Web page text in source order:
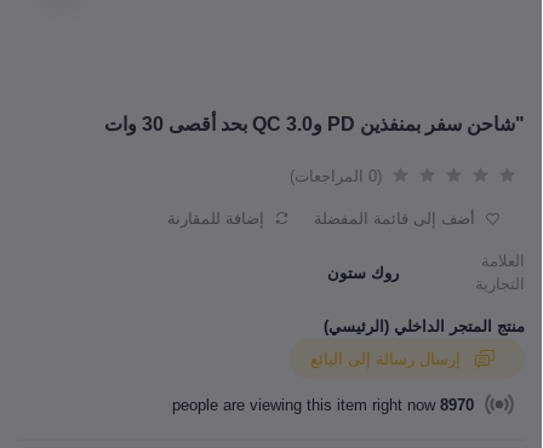
"شاحن سفر بمنفذين PD وQC 3.0 بحد أقصى 30 وات
(0 المراجعات)
أضف إلى قائمة المفضلة إضافة للمقارنة
العلامة
التجارية
روك ستون
منتج المتجر الداخلي (الرئيسي)
8970
people are viewing this item right now